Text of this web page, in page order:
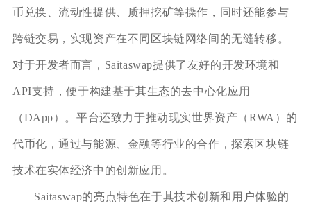
币兑换、流动性提供、质押挖矿等操作，同时还能参与
跨链交易，实现资产在不同区块链网络间的无缝转移。
对于开发者而言，Saitaswap提供了友好的开发环境和
API支持，便于构建基于其生态的去中心化应用
（DApp）。平台还致力于推动现实世界资产（RWA）的
代币化，通过与能源、金融等行业的合作，探索区块链
技术在实体经济中的创新应用。
Saitaswap的亮点特色在于其技术创新和用户体验的